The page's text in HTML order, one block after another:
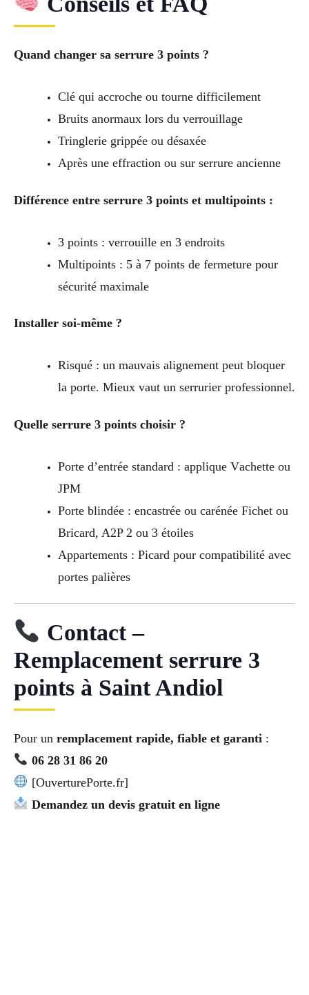
Quand changer sa serrure 3 points ?
Clé qui accroche ou tourne difficilement
Bruits anormaux lors du verrouillage
Tringlerie grippée ou désaxée
Après une effraction ou sur serrure ancienne
Différence entre serrure 3 points et multipoints :
3 points : verrouille en 3 endroits
Multipoints : 5 à 7 points de fermeture pour
sécurité maximale
Installer soi-même ?
Risqué : un mauvais alignement peut bloquer
la porte. Mieux vaut un serrurier professionnel.
Quelle serrure 3 points choisir ?
Porte d’entrée standard : applique Vachette ou
JPM
Porte blindée : encastrée ou carénée Fichet ou
Bricard, A2P 2 ou 3 étoiles
Appartements : Picard pour compatibilité avec
portes palières
Contact –
Remplacement serrure 3
points à Saint Andiol
Pour un remplacement rapide, fiable et garanti :
06 28 31 86 20
[OuverturePorte.fr]
Demandez un devis gratuit en ligne